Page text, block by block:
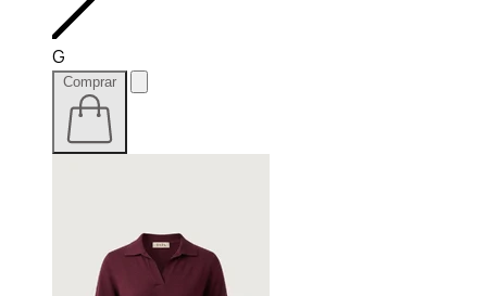
G
Comprar